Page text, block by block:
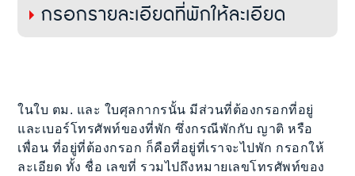
กรอกรายละเอียดที่พักให้ละเอียด
ในใบ ตม. และ ใบศุลกากรนั้น มีส่วนที่ต้องกรอกที่อยู่
และเบอร์โทรศัพท์ของที่พัก ซึ่งกรณีพักกับ ญาติ หรือ
เพื่อน ที่อยู่ที่ต้องกรอก ก็คือที่อยู่ที่เราจะไปพัก กรอกให้
ละเอียด ทั้ง ชื่อ เลขที่ รวมไปถึงหมายเลขโทรศัพท์ของ